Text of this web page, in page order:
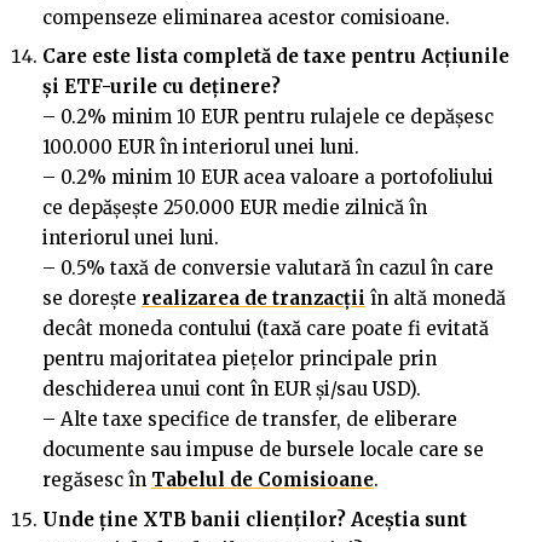
compenseze eliminarea acestor comisioane.
Care este lista completă de taxe pentru Acțiunile
și ETF-urile cu deținere?
– 0.2% minim 10 EUR pentru rulajele ce depășesc
100.000 EUR în interiorul unei luni.
– 0.2% minim 10 EUR acea valoare a portofoliului
ce depășește 250.000 EUR medie zilnică în
interiorul unei luni.
– 0.5% taxă de conversie valutară în cazul în care
se dorește realizarea de tranzacții în altă monedă
decât moneda contului (taxă care poate fi evitată
pentru majoritatea piețelor principale prin
deschiderea unui cont în EUR și/sau USD).
– Alte taxe specifice de transfer, de eliberare
documente sau impuse de bursele locale care se
regăsesc în Tabelul de Comisioane.
Unde ține XTB banii clienților? Aceștia sunt